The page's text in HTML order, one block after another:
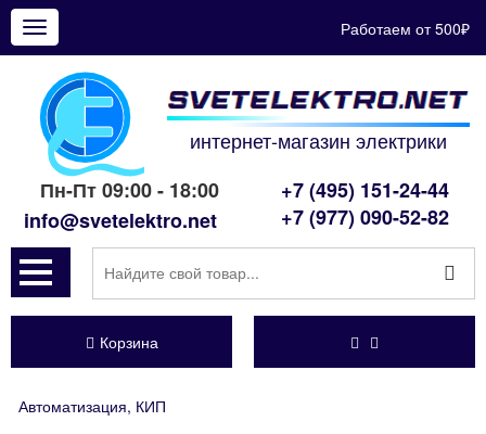
Показать
меню
Работаем от 500₽
интернет-магазин электрики
Пн-Пт 09:00 - 18:00
info@svetelektro.net
+7 (495) 151-24-44
+7 (977) 090-52-82
Корзина
Автоматизация, КИП